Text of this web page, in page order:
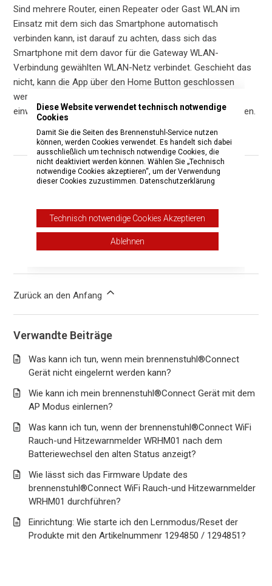
Sind mehrere Router, einen Repeater oder Gast WLAN im
Einsatz mit dem sich das Smartphone automatisch
verbinden kann, ist darauf zu achten, dass sich das
Smartphone mit dem davor für die Gateway WLAN-
Verbindung gewählten WLAN-Netz verbindet. Geschieht das
nicht, kann die App über den Home Button geschlossen
werden, dann das Smartphone in das richtige WLAN-Netz
einwählen und in der BrematicPRO App mit weiter bestätigen.
War dieser Beitrag hilfreich?
1 von 12 fanden dies hilfreich
Zurück an den Anfang
Verwandte Beiträge
Was kann ich tun, wenn mein brennenstuhl®Connect
Gerät nicht eingelernt werden kann?
Wie kann ich mein brennenstuhl®Connect Gerät mit dem
AP Modus einlernen?
Was kann ich tun, wenn der brennenstuhl®Connect WiFi
Rauch-und Hitzewarnmelder WRHM01 nach dem
Batteriewechsel den alten Status anzeigt?
Wie lässt sich das Firmware Update des
brennenstuhl®Connect WiFi Rauch-und Hitzewarnmelder
WRHM01 durchführen?
Einrichtung: Wie starte ich den Lernmodus/Reset der
Produkte mit den Artikelnummenr 1294850 / 1294851?
Diese Website verwendet technisch notwendige
Cookies
Damit Sie die Seiten des Brennenstuhl-Service nutzen
können, werden Cookies verwendet. Es handelt sich dabei
ausschließlich um technisch notwendige Cookies, die
nicht deaktiviert werden können. Wählen Sie „Technisch
notwendige Cookies akzeptieren“, um der Verwendung
dieser Cookies zuzustimmen. Datenschutzerklärung
Technisch notwendige Cookies Akzeptieren
Ablehnen